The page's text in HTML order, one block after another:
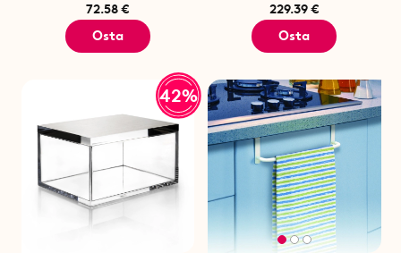
72.58 €
Osta
229.39 €
Osta
42%